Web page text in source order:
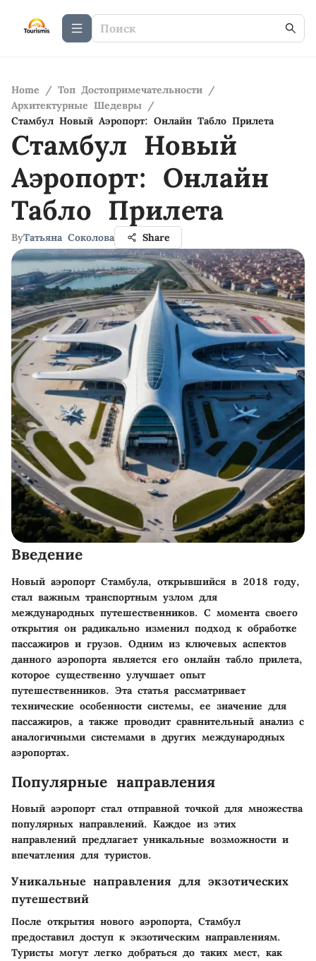
Home / Топ Достопримечательности /
Архитектурные Шедевры /
Стамбул Новый Аэропорт: Онлайн Табло Прилета
Стамбул Новый
Аэропорт: Онлайн
Табло Прилета
ByТатьяна Соколова Share
Введение
Новый аэропорт Стамбула, открывшийся в 2018 году,
стал важным транспортным узлом для
международных путешественников. С момента своего
открытия он радикально изменил подход к обработке
пассажиров и грузов. Одним из ключевых аспектов
данного аэропорта является его онлайн табло прилета,
которое существенно улучшает опыт
путешественников. Эта статья рассматривает
технические особенности системы, ее значение для
пассажиров, а также проводит сравнительный анализ с
аналогичными системами в других международных
аэропортах.
Популярные направления
Новый аэропорт стал отправной точкой для множества
популярных направлений. Каждое из этих
направлений предлагает уникальные возможности и
впечатления для туристов.
Уникальные направления для экзотических
путешествий
После открытия нового аэропорта, Стамбул
предоставил доступ к экзотическим направлениям.
Туристы могут легко добраться до таких мест, как